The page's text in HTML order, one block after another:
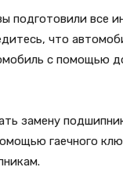
подготовили все
что
с помощью
замену
гаечного